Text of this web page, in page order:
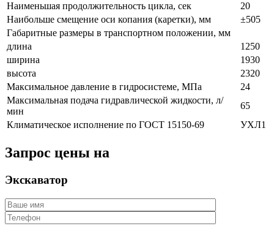
Наименьшая продолжительность цикла, сек
20
Наибольше смещение оси копания (каретки), мм
±505
Габаритные размеры в транспортном положении, мм
длина
1250
ширина
1930
высота
2320
Максимальное давление в гидросистеме, МПа
24
Максимальная подача гидравлической жидкости, л/
мин
65
Климатическое исполнение по ГОСТ 15150-69
УХЛ1
Запрос цены на
Экскаватор